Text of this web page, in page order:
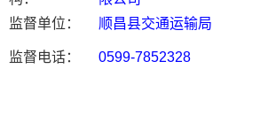
监督单位：
顺昌县交通运输局
监督电话： 0599-7852328